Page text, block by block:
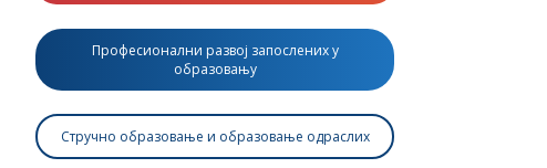
Професионални развој запослених у
образовању
Стручно образовање и образовање одраслих